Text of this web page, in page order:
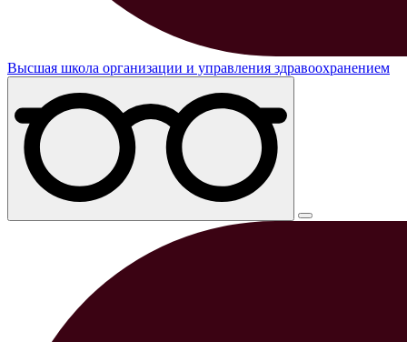
Высшая школа организации и управления здравоохранением